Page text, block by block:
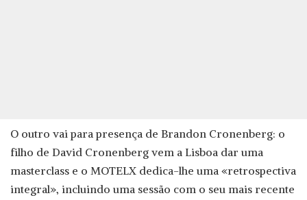
O outro vai para presença de Brandon Cronenberg: o
filho de David Cronenberg vem a Lisboa dar uma
masterclass e o MOTELX dedica-lhe uma «retrospectiva
integral», incluindo uma sessão com o seu mais recente